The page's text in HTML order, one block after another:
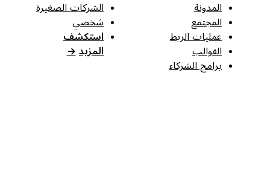
المدونة
المجتمع
عمليات الربط
القوالب
برامج الشركاء
الشركات الصغيرة
شخصي
استكشف
المزيد →